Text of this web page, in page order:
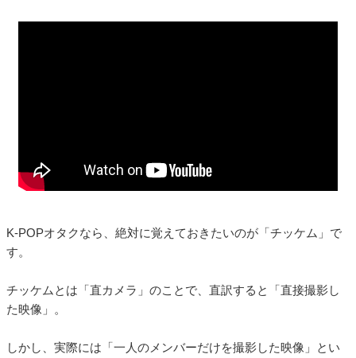
K-POPオタクなら、絶対に覚えておきたいのが「チッケム」で
す。
チッケムとは「直カメラ」のことで、直訳すると「直接撮影し
た映像」。
しかし、実際には「一人のメンバーだけを撮影した映像」とい